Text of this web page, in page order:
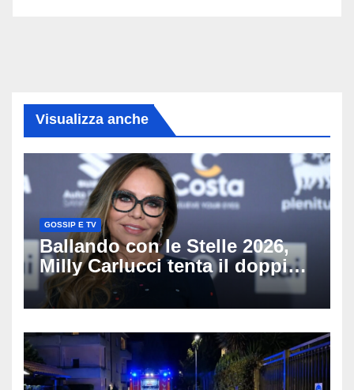
Visualizza anche
GOSSIP E TV
Ballando con le Stelle 2026,
Milly Carlucci tenta il doppio
colpo: tra i papabili Ornella
Muti e Monica Guerritore